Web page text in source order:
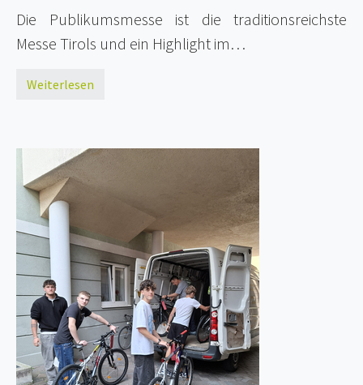
Die Publikumsmesse ist die traditionsreichste
Messe Tirols und ein Highlight im…
Weiterlesen